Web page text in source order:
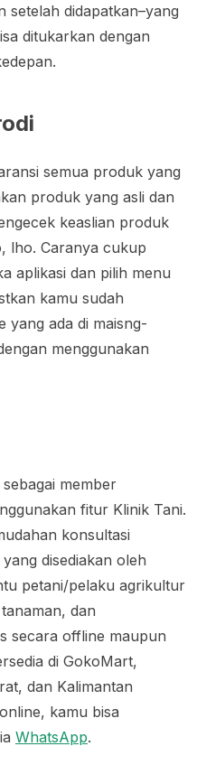
setelah didapatkan–yang
ditukarkan dengan
semua produk yang
produk yang asli dan
keaslian produk
lho. Caranya cukup
aplikasi dan pilih menu
kamu sudah
yang ada di maisng-
menggunakan
member
fitur Klinik Tani.
konsultasi
disediakan oleh
petani/pelaku agrikultur
dan
secara offline maupun
di GokoMart,
dan Kalimantan
kamu bisa
WhatsApp.